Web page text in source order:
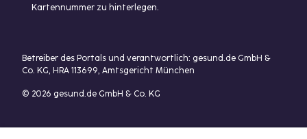
Kartennummer zu hinterlegen.
Betreiber des Portals und verantwortlich: gesund.de GmbH &
Co. KG, HRA 113699, Amtsgericht München
© 2026 gesund.de GmbH & Co. KG